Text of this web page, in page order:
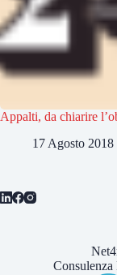
Appalti, da chiarire
17 Agosto 2018
Consulenza